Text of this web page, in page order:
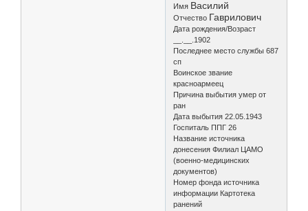
Имя Василий
Отчество Гаврилович
Дата рождения/Возраст
__.__.1902
Последнее место службы 687
сп
Воинское звание
красноармеец
Причина выбытия умер от
ран
Дата выбытия 22.05.1943
Госпиталь ППГ 26
Название источника
донесения Филиал ЦАМО
(военно-медицинских
документов)
Номер фонда источника
информации Картотека
ранений